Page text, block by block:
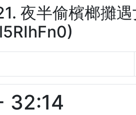
夜半偷檳榔攤
32:14